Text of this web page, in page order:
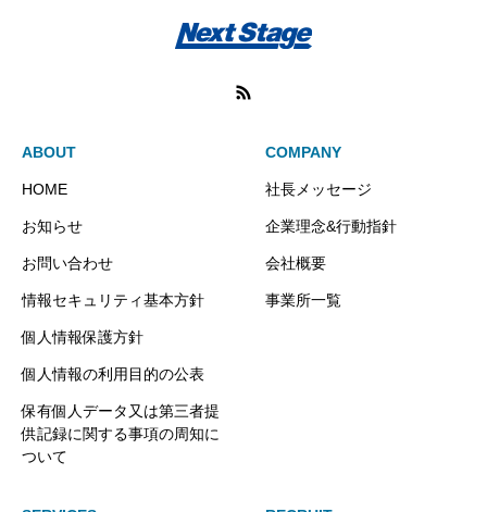
ABOUT
HOME
お知らせ
お問い合わせ
情報セキュリティ基本方針
個人情報保護方針
個人情報の利用目的の公表
保有個人データ又は第三者提
供記録に関する事項の周知に
ついて
COMPANY
社長メッセージ
企業理念&行動指針
会社概要
事業所一覧